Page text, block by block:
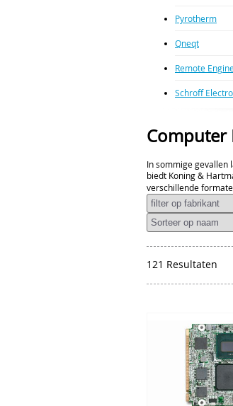
Pyrotherm
Qneqt
Remote
Schroff
Computer
In sommige gevallen
biedt Koning &
verschillende
wij het juiste
121 Resultaten